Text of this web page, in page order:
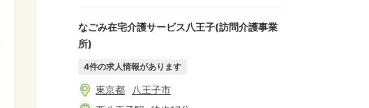
なごみ在宅介護サービス八王子(訪問介護事業
所)
4件の求人情報があります
東京都
八王子市